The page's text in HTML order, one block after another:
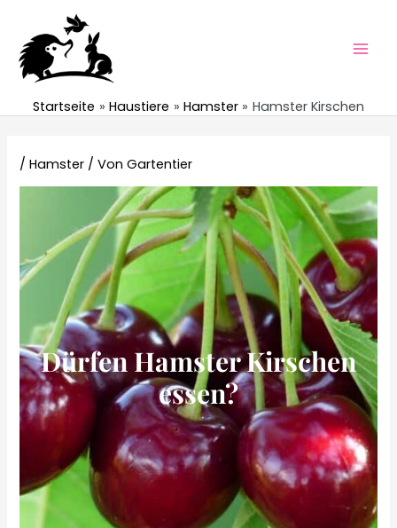
springen
Startseite Haustiere Hamster Hamster Kirschen
/Hamster / VonGartentier
Dürfen Hamster Kirschen
essen?